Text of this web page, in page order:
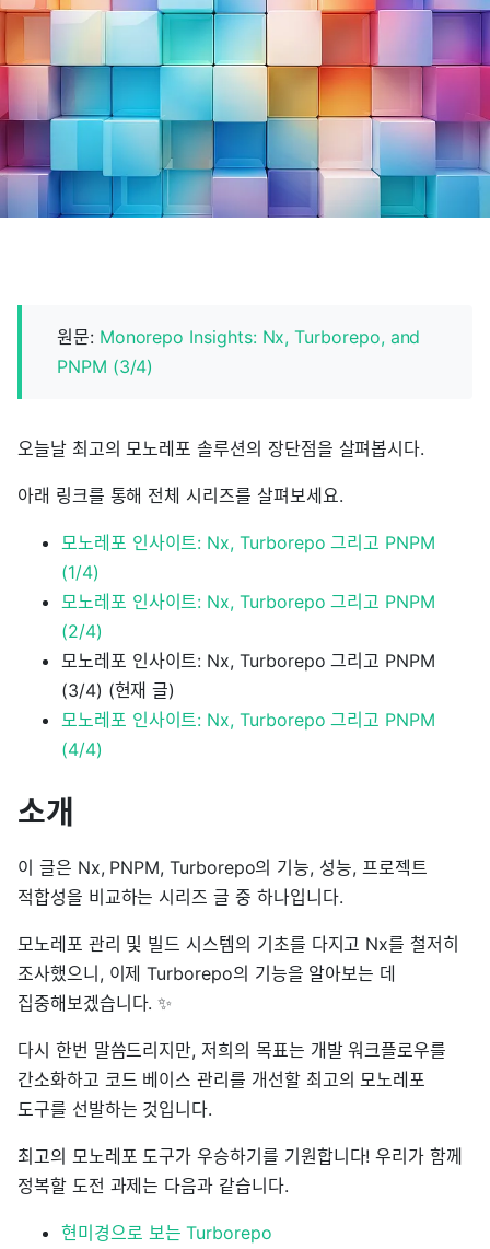
원문: Monorepo Insights: Nx, Turborepo, and
PNPM (3/4)
오늘날 최고의 모노레포 솔루션의 장단점을 살펴봅시다.
아래 링크를 통해 전체 시리즈를 살펴보세요.
모노레포 인사이트: Nx, Turborepo 그리고 PNPM
(1/4)
모노레포 인사이트: Nx, Turborepo 그리고 PNPM
(2/4)
모노레포 인사이트: Nx, Turborepo 그리고 PNPM
(3/4) (현재 글)
모노레포 인사이트: Nx, Turborepo 그리고 PNPM
(4/4)
소개
이 글은 Nx, PNPM, Turborepo의 기능, 성능, 프로젝트
적합성을 비교하는 시리즈 글 중 하나입니다.
모노레포 관리 및 빌드 시스템의 기초를 다지고 Nx를 철저히
조사했으니, 이제 Turborepo의 기능을 알아보는 데
집중해보겠습니다. ✨
다시 한번 말씀드리지만, 저희의 목표는 개발 워크플로우를
간소화하고 코드 베이스 관리를 개선할 최고의 모노레포
도구를 선발하는 것입니다.
최고의 모노레포 도구가 우승하기를 기원합니다! 우리가 함께
정복할 도전 과제는 다음과 같습니다.
현미경으로 보는 Turborepo